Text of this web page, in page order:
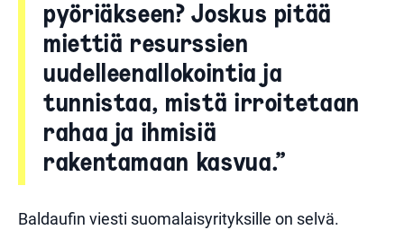
pyöriäkseen? Joskus pitää
miettiä resurssien
uudelleenallokointia ja
tunnistaa, mistä irroitetaan
rahaa ja ihmisiä
rakentamaan kasvua.”
Baldaufin viesti suomalaisyrityksille on selvä.